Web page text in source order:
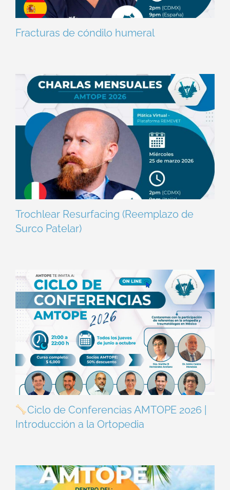
Fracturas de cóndilo humeral
Trochlear Resurfacing (Reemplazo de
Surco Patelar)
Ciclo de Conferencias AMTOPE 2026 |
Introducción a la Ortopedia